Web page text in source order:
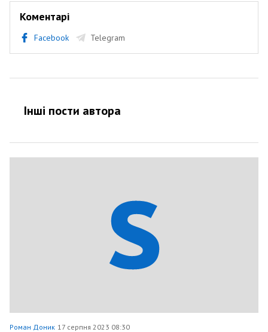
Коментарі
Facebook Telegram
Інші пости автора
Роман Доник 17 серпня 2023 08:30